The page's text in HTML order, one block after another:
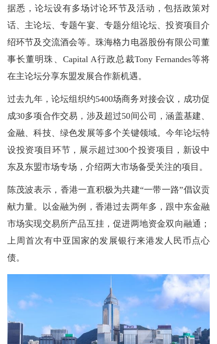
据悉，论坛设有多场讨论环节及活动，包括政策对
话、主论坛、专题午宴、专题分组论坛、投资项目介
绍环节及交流酒会等。珠海格力电器股份有限公司董
事长董明珠、Capital A行政总裁Tony Fernandes等将
在主论坛分享东盟发展合作新机遇。
过去九年，论坛组织约5400场商务对接会议，成功促
成30多项合作交易，涉及超过50间公司，涵盖基建、
金融、科技、绿色发展等多个关键领域。今年论坛特
设投资项目环节，展示超过300个投资项目，新设中
东及东盟市场专场，介绍两大市场备受关注的项目。
陈茂波表示，香港一直积极为共建“一带一路”倡议贡
献力量。以金融为例，香港过去两年多，跟中东金融
市场实现交易所产品互挂，促进两地资金双向融通；
上周首次有中亚国家的发展银行来港发人民币点心
债。